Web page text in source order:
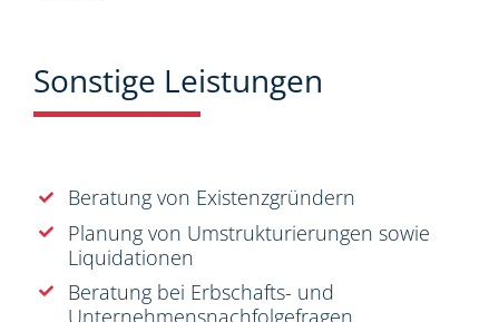
Sonstige Leistungen
Beratung von Existenzgründern
Planung von Umstrukturierungen sowie
Liquidationen
Beratung bei Erbschafts- und
Unternehmensnachfolgefragen